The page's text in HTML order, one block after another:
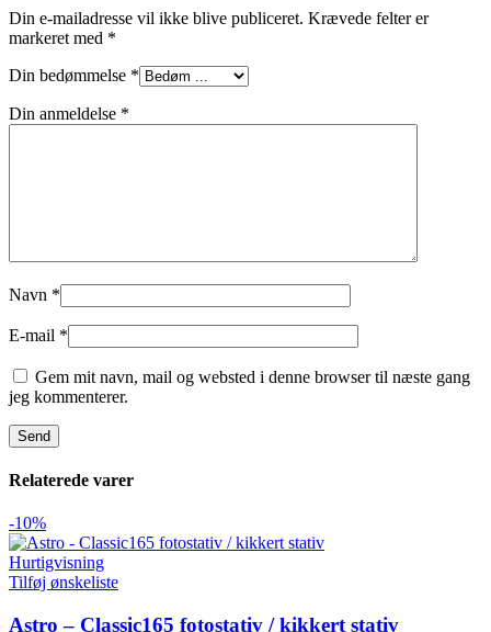
Din e-mailadresse vil ikke blive publiceret. Krævede felter er
markeret med *
Din bedømmelse *
Din anmeldelse *
Navn *
E-mail *
Gem mit navn, mail og websted i denne browser til næste gang
jeg kommenterer.
Relaterede varer
-10%
Hurtigvisning
Tilføj ønskeliste
Astro – Classic165 fotostativ / kikkert stativ